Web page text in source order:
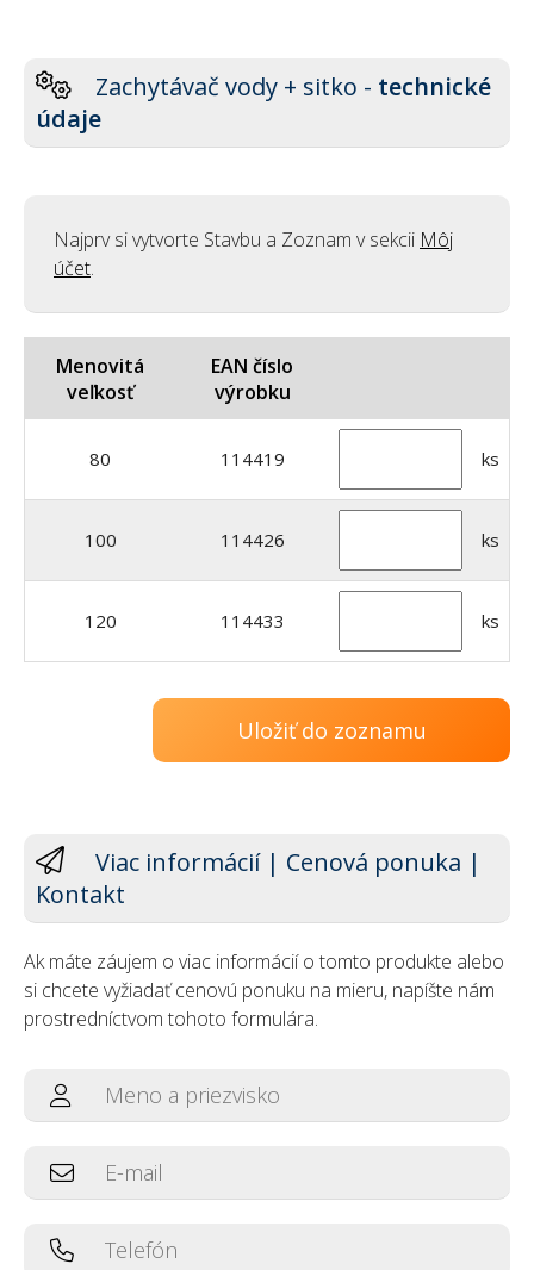
Zachytávač vody + sitko - technické
údaje
Najprv si vytvorte Stavbu a Zoznam v sekcii Môj
účet.
Menovitá
veľkosť
EAN číslo
výrobku
80 114419 ks
100 114426 ks
120 114433 ks
Uložiť do zoznamu
Viac informácií | Cenová ponuka |
Kontakt
Ak máte záujem o viac informácií o tomto produkte alebo
si chcete vyžiadať cenovú ponuku na mieru, napíšte nám
prostredníctvom tohoto formulára.